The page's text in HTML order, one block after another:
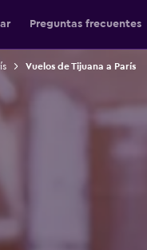
Preguntas frecuentes
Vuelos de Tijuana a París